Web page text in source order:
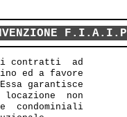
contratti  ad
ed a favore
garantisce
non
condominiali